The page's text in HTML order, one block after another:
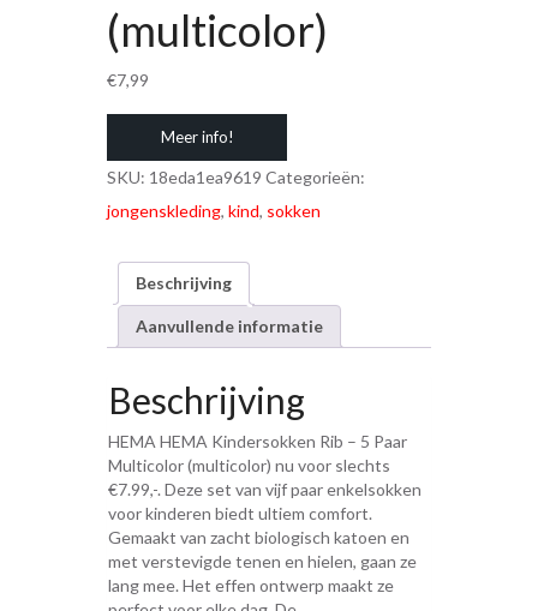
(multicolor)
€7,99
Meer info!
SKU: 18eda1ea9619 Categorieën:
jongenskleding, kind, sokken
Beschrijving
Aanvullende informatie
Beschrijving
HEMA HEMA Kindersokken Rib – 5 Paar
Multicolor (multicolor) nu voor slechts
€7.99,-. Deze set van vijf paar enkelsokken
voor kinderen biedt ultiem comfort.
Gemaakt van zacht biologisch katoen en
met verstevigde tenen en hielen, gaan ze
lang mee. Het effen ontwerp maakt ze